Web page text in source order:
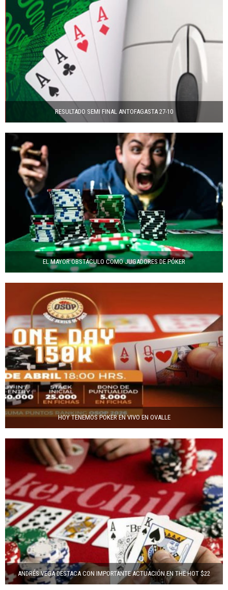
RESULTADO SEMI FINAL ANTOFAGASTA 27-10
EL MAYOR OBSTÁCULO COMO JUGADORES DE PÓKER
HOY TENEMOS POKER EN VIVO EN OVALLE
ANDRÉS VEGA DESTACA CON IMPORTANTE ACTUACIÓN EN THE HOT $22